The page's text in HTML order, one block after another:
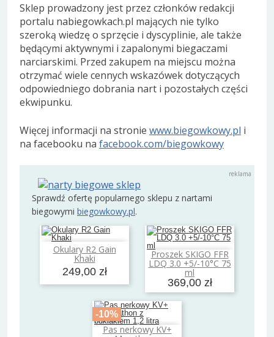
Sklep prowadzony jest przez członków redakcji
portalu nabiegowkach.pl mających nie tylko
szeroką wiedzę o sprzęcie i dyscyplinie, ale także
będącymi aktywnymi i zapalonymi biegaczami
narciarskimi. Przed zakupem na miejscu można
otrzymać wiele cennych wskazówek dotyczących
odpowiedniego dobrania nart i pozostałych części
ekwipunku.
Więcej informacji na stronie www.biegowkowy.pl i
na facebooku na facebook.com/biegowkowy
Sprawdź ofertę popularnego sklepu z nartami
biegowymi biegowkowy.pl.
Okulary R2 Gain
Khaki
249,00 zł
Dodaj do koszyka Proszek SKIGO FFR
LDQ 3.0 +5/-10°C 75
ml
369,00 zł
Dodaj do koszyka
-10%
Pas nerkowy KV+
Dodaj do koszyka